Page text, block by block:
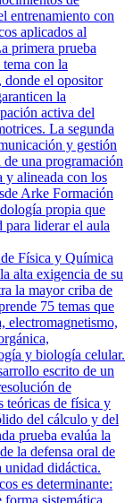
entrenamiento con
aplicados al
primera prueba
con la
donde el opositor
la
activa del
La segunda
y gestión
una programación
y alineada con los
Arke Formación
propia que
para liderar el aula
Física y Química
alta exigencia de su
la mayor criba de
75 temas que
electromagnetismo,
y biología celular.
escrito de un
de
teóricas de física y
del cálculo y del
prueba evalúa la
la defensa oral de
unidad didáctica.
es determinante:
sistemática